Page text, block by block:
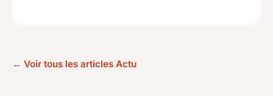
← Voir tous les articles Actu